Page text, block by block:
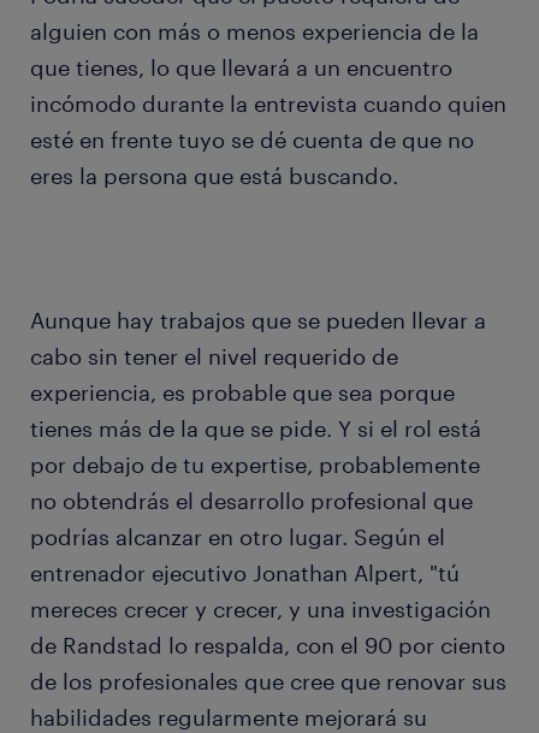
alguien con más o menos experiencia de la
que tienes, lo que llevará a un encuentro
incómodo durante la entrevista cuando quien
esté en frente tuyo se dé cuenta de que no
eres la persona que está buscando.
Aunque hay trabajos que se pueden llevar a
cabo sin tener el nivel requerido de
experiencia, es probable que sea porque
tienes más de la que se pide. Y si el rol está
por debajo de tu expertise, probablemente
no obtendrás el desarrollo profesional que
podrías alcanzar en otro lugar. Según el
entrenador ejecutivo Jonathan Alpert, "tú
mereces crecer y crecer, y una investigación
de Randstad lo respalda, con el 90 por ciento
de los profesionales que cree que renovar sus
habilidades regularmente mejorará su